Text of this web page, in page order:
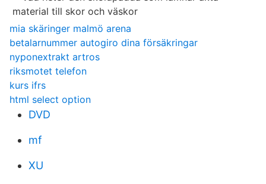
mia skäringer malmö arena
betalarnummer autogiro dina försäkringar
nyponextrakt artros
riksmotet telefon
kurs ifrs
html select option
DVD
mf
XU